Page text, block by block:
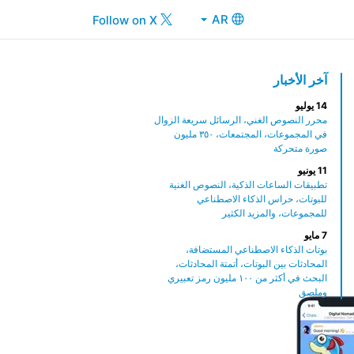
AR
آخر الأخبار
14 يوليو
محرر النصوص الغني، الرسائل سريعة الزوال
في المجموعات، المجتمعات، ٣٥٠ مليون
صورة متحركة
11 يونيو
تطبيقات الساعات الذكية، النصوص الغنية
للبوتات، حراس الذكاء الاصطناعي
للمجموعات، والمزيد الكثير
7 مايو
بوتات الذكاء الاصطناعي المستضافة،
المحادثات بين البوتات، أتمتة المحادثات،
البحث في أكثر من ١٠٠ مليون رمز تعبيري
وملصق